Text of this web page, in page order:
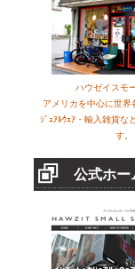
ハウゼイスモ
アメリカを中心に世界
ｼﾞｭｱﾙｳｪｱ・輸入雑貨な
す。
公式ホー